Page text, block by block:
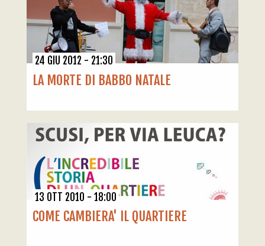
24 GIU 2012 - 21:30
LA MORTE DI BABBO NATALE
13 OTT 2010 - 18:00
COME CAMBIERA' IL QUARTIERE